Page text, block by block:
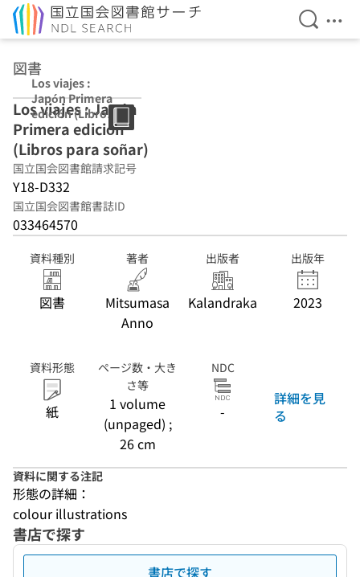
検索を
メ
図書
Los viajes :
Japón Primera
edición (Libros
para soñar)
Los viajes : Japón
Primera edición
(Libros para soñar)
国立国会図書館請求記号
Y18-D332
国立国会図書館書誌ID
033464570
資料種別
図書
著者
Mitsumasa
Anno
出版者
Kalandraka
出版年
2023
資料形態
紙
ページ数・大き
さ等
1 volume
(unpaged) ;
26 cm
NDC
-
詳細を見
る
資料に関する注記
形態の詳細：
colour illustrations
書店で探す
書店で探す